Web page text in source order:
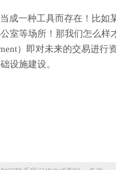
成一种工具而存在！比如
室等场所！那我们怎么样
）即对未来的交易进行
设施建设。